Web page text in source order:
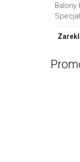
Balony